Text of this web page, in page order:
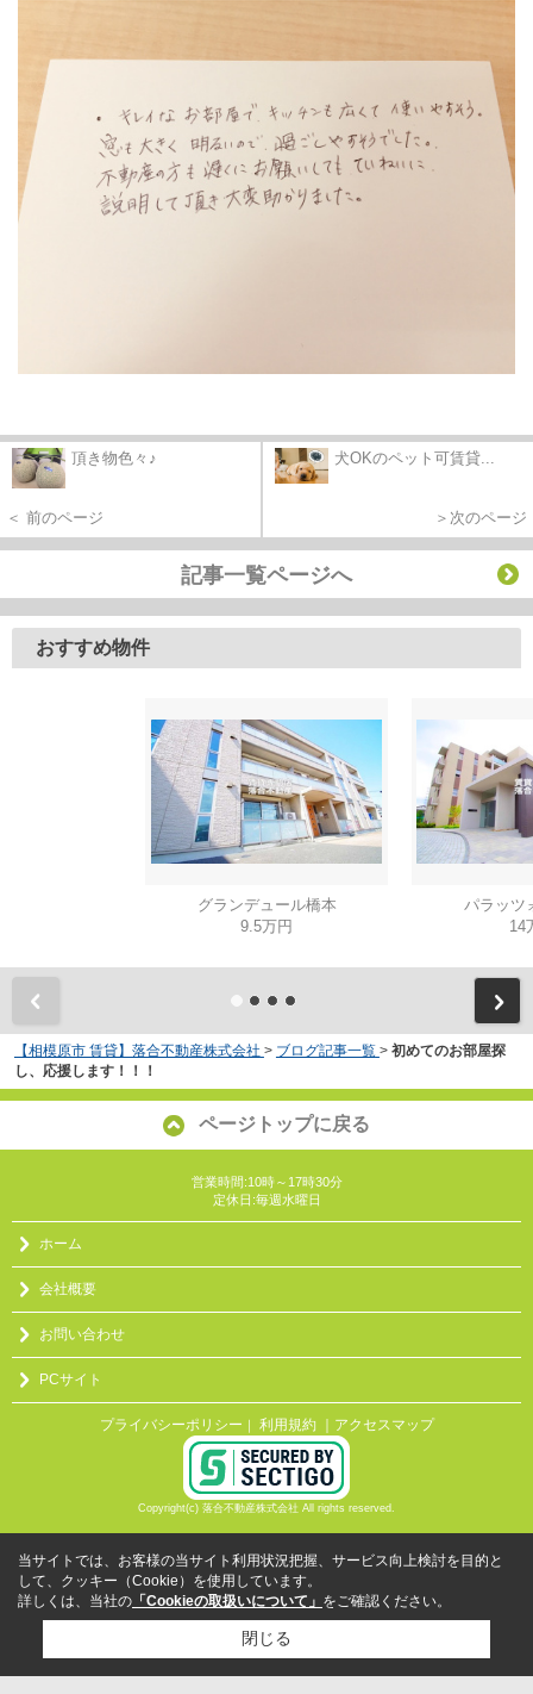
頂き物色々♪
＜ 前のページ
犬OKのペット可賃貸...
＞次のページ
記事一覧ページへ
おすすめ物件
グランデュール橋本
9.5万円
パラッ
14
【相模原市 賃貸】落合不動産株式会社 > ブログ記事一覧 > 初めてのお部屋探
し、応援します！！！
ページトップに戻る
営業時間:10時～17時30分
定休日:毎週水曜日
ホーム
会社概要
お問い合わせ
PCサイト
プライバシーポリシー ｜ 利用規約 ｜アクセスマップ
Copyright(c) 落合不動産株式会社 All rights reserved.
当サイトでは、お客様の当サイト利用状況把握、サービス向上検討を目的と
して、クッキー（Cookie）を使用しています。
詳しくは、当社の 「Cookieの取扱いについて」 をご確認ください。
閉じる